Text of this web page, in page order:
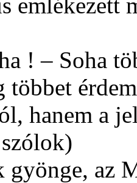
! – Soha
többet
hanem a
gyönge, az